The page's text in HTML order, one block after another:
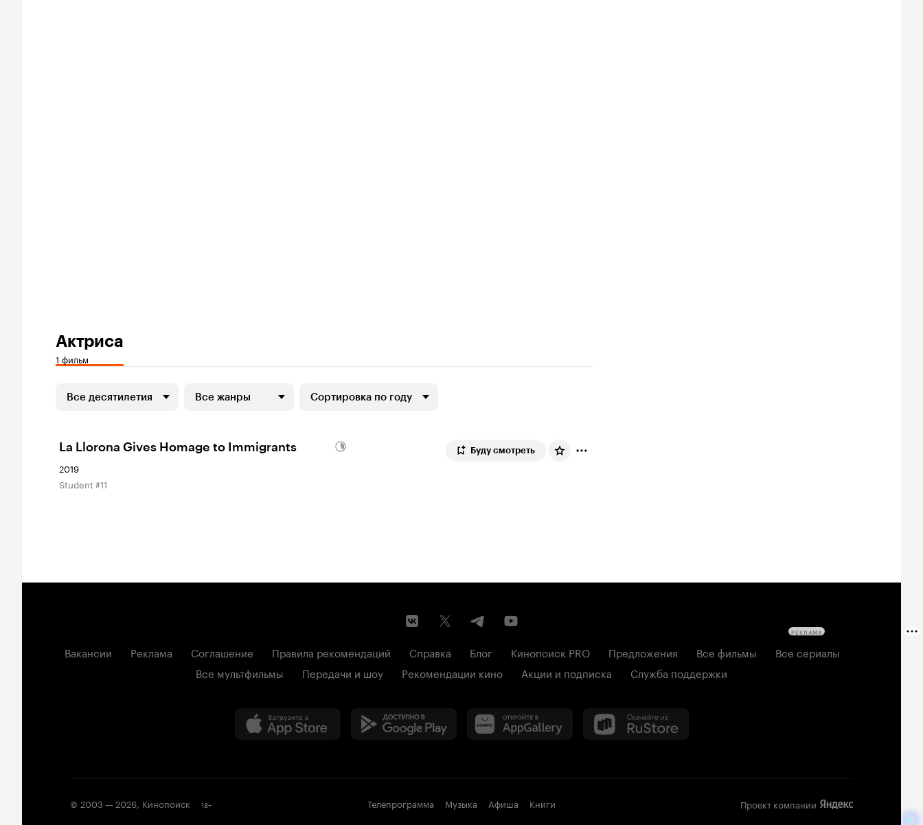
Актриса
1 фильм
Все десятилетия Все жанры Сортировка по году
La Llorona Gives Homage to Immigrants
2019
Student #11
Буду смотреть
Вакансии Реклама Соглашение Правила рекомендаций Справка Блог Кинопоиск PRO Предложения Все фильмы
Все сериалы
Все мультфильмы
Передачи и шоу Рекомендации кино Акции и подписка Служба поддержки
© 2003 —2026, Кинопоиск 18+ Телепрограмма Музыка Афиша Книги Проект компании
РЕКЛАМА